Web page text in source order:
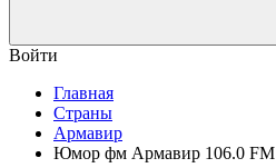
Войти
Главная
Страны
Армавир
Юмор фм Армавир 106.0 FM